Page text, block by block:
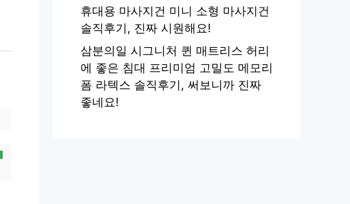
휴대용 마사지건 미니 소형 마사지건
솔직후기, 진짜 시원해요!
삼분의일 시그니처 퀸 매트리스 허리
에 좋은 침대 프리미엄 고밀도 메모리
폼 라텍스 솔직후기, 써보니까 진짜
좋네요!